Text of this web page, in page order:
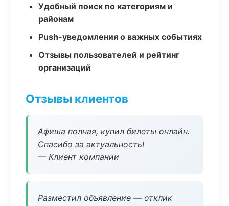
Удобный поиск по категориям и
районам
Push-уведомления о важных событиях
Отзывы пользователей и рейтинг
организаций
Отзывы клиентов
Афиша полная, купил билеты онлайн.
Спасибо за актуальность!
— Клиент компании
Разместил объявление — отклик